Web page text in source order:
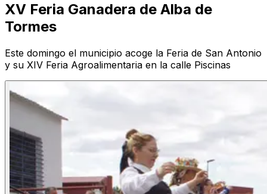
XV Feria Ganadera de Alba de
Tormes
Este domingo el municipio acoge la Feria de San Antonio
y su XIV Feria Agroalimentaria en la calle Piscinas